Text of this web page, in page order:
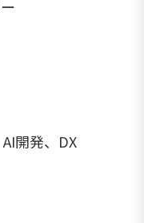
開発、DX